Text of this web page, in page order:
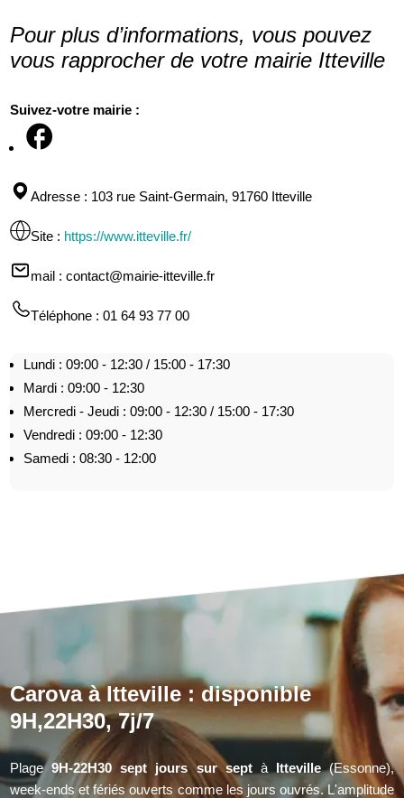
Pour plus d’informations, vous pouvez
vous rapprocher de votre mairie Itteville
Suivez-votre mairie :
Adresse : 103 rue Saint-Germain, 91760 Itteville
Site : https://www.itteville.fr/
mail : contact@mairie-itteville.fr
Téléphone : 01 64 93 77 00
Lundi : 09:00 - 12:30 / 15:00 - 17:30
Mardi : 09:00 - 12:30
Mercredi - Jeudi : 09:00 - 12:30 / 15:00 - 17:30
Vendredi : 09:00 - 12:30
Samedi : 08:30 - 12:00
Carova à Itteville : disponible
9H,22H30, 7j/7
Plage9H-22H30 sept jours sur septà Itteville(Essonne),
week-ends et fériés ouverts comme les jours ouvrés. L'amplitude